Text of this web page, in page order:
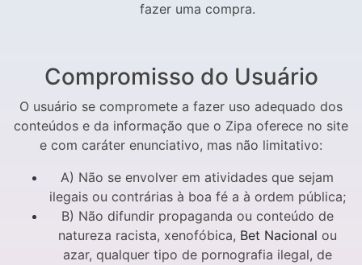
fazer uma compra.
Compromisso do Usuário
O usuário se compromete a fazer uso adequado dos
conteúdos e da informação que o Zipa oferece no site
e com caráter enunciativo, mas não limitativo:
A) Não se envolver em atividades que sejam
ilegais ou contrárias à boa fé a à ordem pública;
B) Não difundir propaganda ou conteúdo de
natureza racista, xenofóbica, Bet Nacional ou
azar, qualquer tipo de pornografia ilegal, de